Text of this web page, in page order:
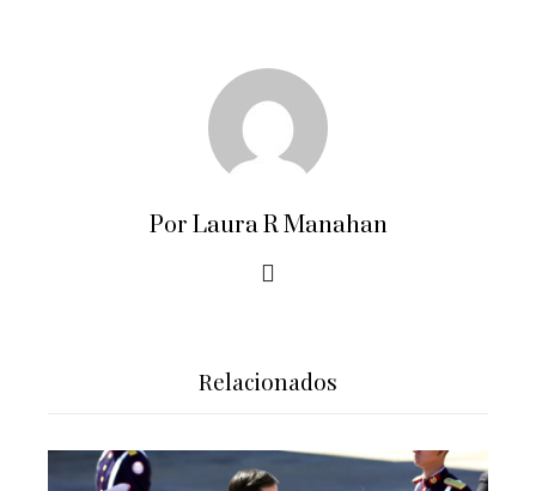
Por Laura R Manahan
Relacionados